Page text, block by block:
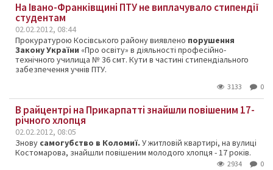
На Івано-Франківщині ПТУ не виплачувало стипендії
студентам
02.02.2012, 08:44
Прокуратурою Косівського району виявлено порушення
Закону України «Про освіту» в діяльності професійно-
технічного училища № 36 смт. Кути в частині стипендіального
забезпечення учнів ПТУ.
3133 0
В райцентрі на Прикарпатті знайшли повішеним 17-
річного хлопця
02.02.2012, 08:05
Знову самогубство в Коломиї. У житловій квартирі, на вулиці
Костомарова, знайшли повішеним молодого хлопця - 17 років.
2934 0